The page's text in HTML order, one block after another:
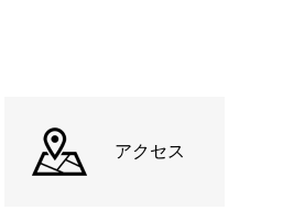
アクセス